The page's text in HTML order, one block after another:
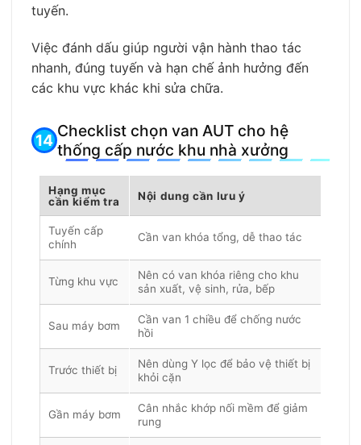
tuyến.
Việc đánh dấu giúp người vận hành thao tác
nhanh, đúng tuyến và hạn chế ảnh hưởng đến
các khu vực khác khi sửa chữa.
Checklist chọn van AUT cho hệ
thống cấp nước khu nhà xưởng
Hạng mục
cần kiểm tra
Nội dung cần lưu ý
Tuyến cấp
chính
Cần van khóa tổng, dễ thao tác
Từng khu vực
Nên có van khóa riêng cho khu
sản xuất, vệ sinh, rửa, bếp
Sau máy bơm
Cần van 1 chiều để chống nước
hồi
Trước thiết bị
Nên dùng Y lọc để bảo vệ thiết bị
khỏi cặn
Gần máy bơm
Cân nhắc khớp nối mềm để giảm
rung